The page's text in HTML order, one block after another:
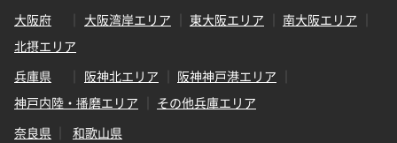
大阪府
大阪湾岸エリア 東大阪エリア
南大阪エリア
北摂エリア
兵庫県
阪神北エリア
阪神神戸港エリア
神戸内陸・播磨エリア
その他兵庫エリア
奈良県
和歌山県